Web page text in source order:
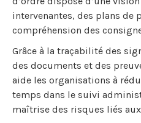
intervenantes, des plans de
compréhension des
Grâce à la traçabilité des
des documents et des
aide les organisations à
temps dans le suivi
maîtrise des risques liés